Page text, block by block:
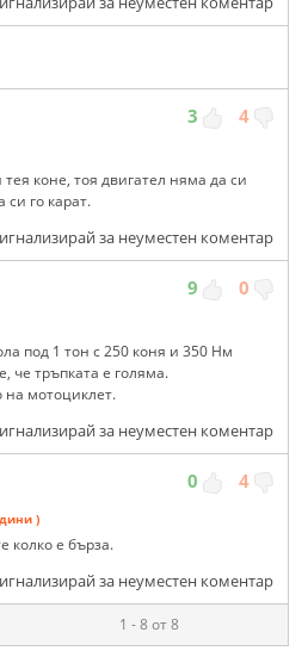
3 4
коне, тоя двигател няма да си
си го карат.
за неуместен коментар
9 0
под 1 тон с 250 коня и 350 Нм
че тръпката е голяма.
на мотоциклет.
за неуместен коментар
0 4
)
колко е бърза.
за неуместен коментар
1 - 8 от 8